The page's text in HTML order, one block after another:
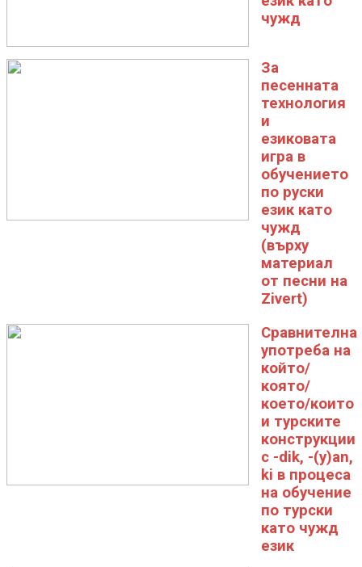
чужд
За
песенната
технология
и
езиковата
игра в
обучението
по руски
език като
чужд
(върху
материал
от песни на
Zivert)
Сравнителна
употреба на
който/
която/
което/които
и турските
конструкции
с -dik, -(y)an,
ki в процеса
на обучение
по турски
като чужд
език